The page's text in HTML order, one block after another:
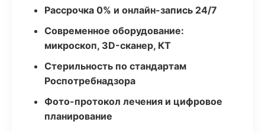
Рассрочка 0% и онлайн-запись 24/7
Современное оборудование:
микроскоп, 3D-сканер, КТ
Стерильность по стандартам
Роспотребнадзора
Фото-протокол лечения и цифровое
планирование